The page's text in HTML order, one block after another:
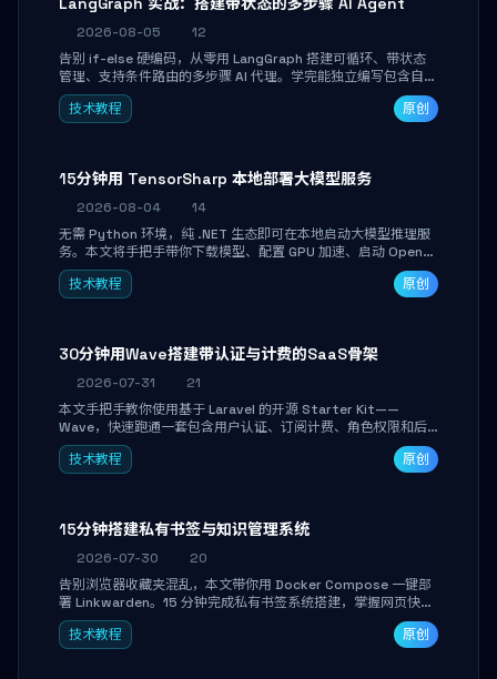
2026-08-05
12
告别 if-else 硬编码，从零用 LangGraph 搭建可循环、带状态
管理、支持条件路由的多步骤 AI 代理。学完能独立编写包含自动
决策、工具调用和持久化状态的复杂工作流，并避开递归溢出、
状态丢失等常见坑点。
技术教程 原创
15分钟用 TensorSharp 本地部署大模型服务
2026-08-04
14
无需 Python 环境，纯 .NET 生态即可在本地启动大模型推理服
务。本文将手把手带你下载模型、配置 GPU 加速、启动 OpenAI
兼容 API，并在 C# 业务代码中无缝调用。数据不出网，零门槛
搞定本地 LLM 部署。
技术教程 原创
30分钟用Wave搭建带认证与计费的SaaS骨架
2026-07-31
21
本文手把手教你使用基于 Laravel 的开源 Starter Kit——
Wave，快速跑通一套包含用户认证、订阅计费、角色权限和后
台管理的完整 SaaS 骨架。附带 Stripe 测试支付对接与自定义
业务页面开发实战，助你省去重复基建时间，将精力聚焦于核心
技术教程 原创
15分钟搭建私有书签与知识管理系统
2026-07-30
20
告别浏览器收藏夹混乱，本文带你用 Docker Compose 一键部
署 Linkwarden。15 分钟完成私有书签系统搭建，掌握网页快照
归档、高亮批注、分类管理与全文搜索。适合开发者与知识工作
者打造个人知识库，资料统一归档，随时检索。
技术教程 原创